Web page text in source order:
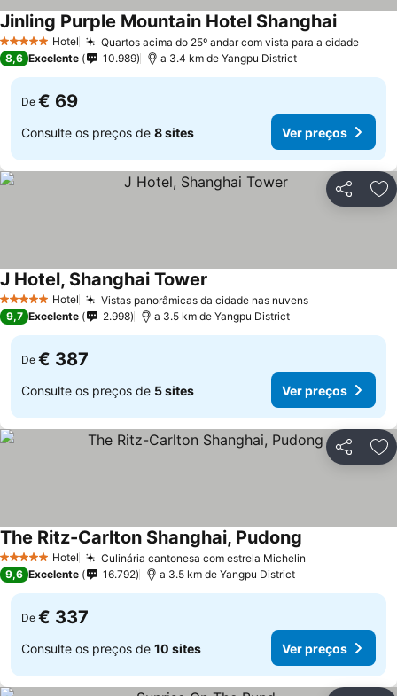
5 Estrelas Hotel Quartos acima do 25º andar com vista para a cidadeVer
Jinling Purple Mountain Hotel ShanghaiVer
8,6 Excelente 10.989 a 3.4 km de Yangpu District
De € 69
Consulte os preços de 8 sites Ver preços
Partilhar
5 Estrelas Hotel Vistas panorâmicas da cidade nas nuvensVer preços
J Hotel, Shanghai Tower
9,7 Excelente 2.998 a 3.5 km de Yangpu District
De € 387
Consulte os preços de 5 sites Ver preços
Partilhar
5 Estrelas Hotel Culinária cantonesa com estrela Michelin
The Ritz-Carlton Shanghai, Pudong
9,6 Excelente 16.792 a 3.5 km de Yangpu District
De € 337
Consulte os preços de 10 sites Ver preços